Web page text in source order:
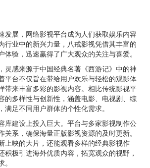
发展，网络影视平台成为人们获取娱乐内容
行业中的新兴力量，八戒影视凭借其丰富的
体验，迅速赢得了广大观众的关注与喜爱。
灵感来源于中国经典名著《西游记》中的神
平台不仅旨在带给用户欢乐与轻松的观影体
带来丰富多彩的影视内容。相比传统影视平
的多样性与创新性，涵盖电影、电视剧、综
足不同用户群体的个性化需求。
库建设上投入巨大。平台与多家影视制作公
关系，确保海量正版影视资源的及时更新。
上映的大片，还能观看多样的经典影视作
积极引进海外优质内容，拓宽观众的视野，